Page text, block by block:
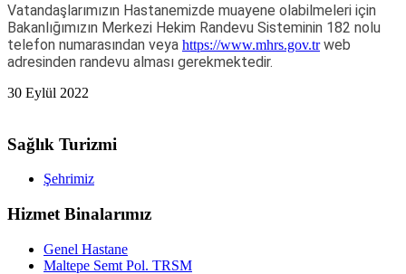
Vatandaşlarımızın Hastanemizde muayene olabilmeleri için
Bakanlığımızın Merkezi Hekim Randevu Sisteminin 182 nolu
telefon numarasından veya https://www.mhrs.gov.trweb
adresinden randevu alması gerekmektedir.
30 Eylül 2022
Sağlık Turizmi
Şehrimiz
Hizmet Binalarımız
Genel Hastane
Maltepe Semt Pol. TRSM